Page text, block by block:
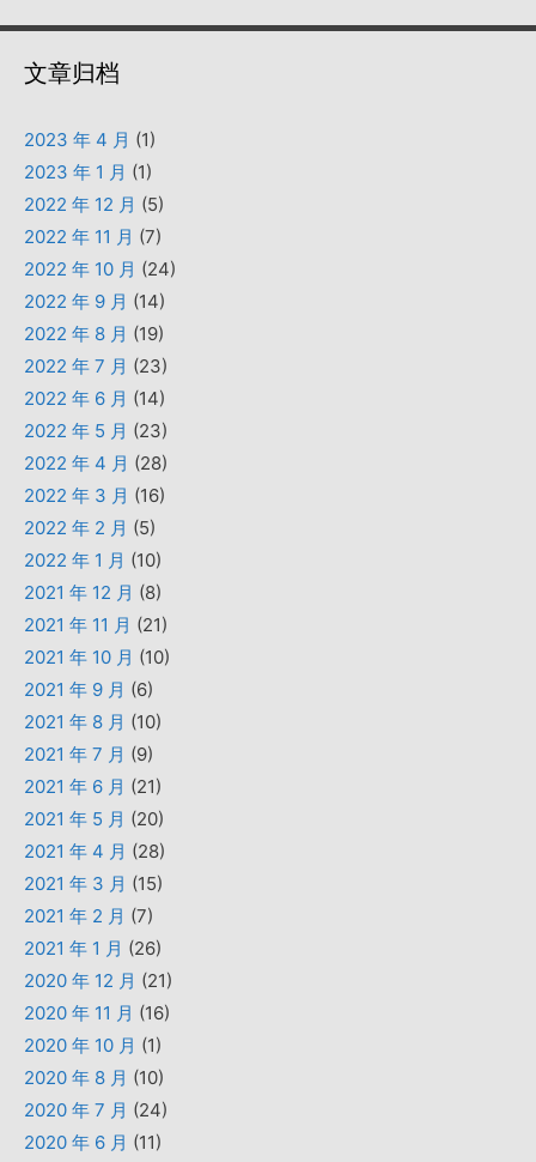
文章归档
2023 年 4 月 (1)
2023 年 1 月 (1)
2022 年 12 月 (5)
2022 年 11 月 (7)
2022 年 10 月 (24)
2022 年 9 月 (14)
2022 年 8 月 (19)
2022 年 7 月 (23)
2022 年 6 月 (14)
2022 年 5 月 (23)
2022 年 4 月 (28)
2022 年 3 月 (16)
2022 年 2 月 (5)
2022 年 1 月 (10)
2021 年 12 月 (8)
2021 年 11 月 (21)
2021 年 10 月 (10)
2021 年 9 月 (6)
2021 年 8 月 (10)
2021 年 7 月 (9)
2021 年 6 月 (21)
2021 年 5 月 (20)
2021 年 4 月 (28)
2021 年 3 月 (15)
2021 年 2 月 (7)
2021 年 1 月 (26)
2020 年 12 月 (21)
2020 年 11 月 (16)
2020 年 10 月 (1)
2020 年 8 月 (10)
2020 年 7 月 (24)
2020 年 6 月 (11)